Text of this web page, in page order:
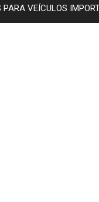
PARA VEÍCULOS